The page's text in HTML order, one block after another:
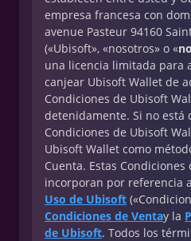
empresa francesa con
avenue Pasteur 94160
(«Ubisoft», «nosotros» o «
una licencia limitada para
canjear Ubisoft Wallet de
Condiciones de Ubisoft
detenidamente. Si no está
Condiciones de Ubisoft
Ubisoft Wallet como
Cuenta. Estas
incorporan por referencia a
Uso de Ubisoft
Condiciones de Ventay la
de Ubisoft. Todos los